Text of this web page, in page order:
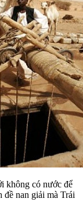
không có nước để
nan giải mà Trái